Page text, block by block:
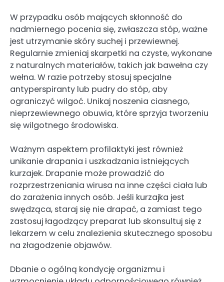
W przypadku osób mających skłonność do
nadmiernego pocenia się, zwłaszcza stóp, ważne
jest utrzymanie skóry suchej i przewiewnej.
Regularnie zmieniaj skarpetki na czyste, wykonane
z naturalnych materiałów, takich jak bawełna czy
wełna. W razie potrzeby stosuj specjalne
antyperspiranty lub pudry do stóp, aby
ograniczyć wilgoć. Unikaj noszenia ciasnego,
nieprzewiewnego obuwia, które sprzyja tworzeniu
się wilgotnego środowiska.
Ważnym aspektem profilaktyki jest również
unikanie drapania i uszkadzania istniejących
kurzajek. Drapanie może prowadzić do
rozprzestrzeniania wirusa na inne części ciała lub
do zarażenia innych osób. Jeśli kurzajka jest
swędząca, staraj się nie drapać, a zamiast tego
zastosuj łagodzący preparat lub skonsultuj się z
lekarzem w celu znalezienia skutecznego sposobu
na złagodzenie objawów.
Dbanie o ogólną kondycję organizmu i